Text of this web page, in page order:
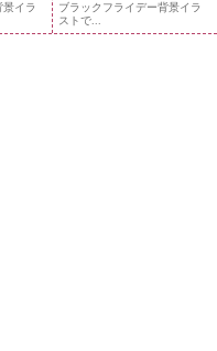
イラ
ブラックフライデー背景イラ
ストで...